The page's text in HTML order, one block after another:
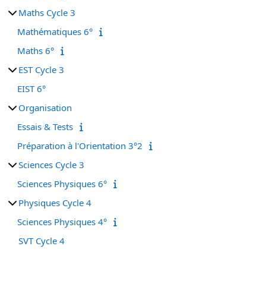
Maths Cycle 3
Mathématiques 6°
Maths 6°
EST Cycle 3
EIST 6°
Organisation
Essais & Tests
Préparation à l'Orientation 3°2
Sciences Cycle 3
Sciences Physiques 6°
Physiques Cycle 4
Sciences Physiques 4°
SVT Cycle 4